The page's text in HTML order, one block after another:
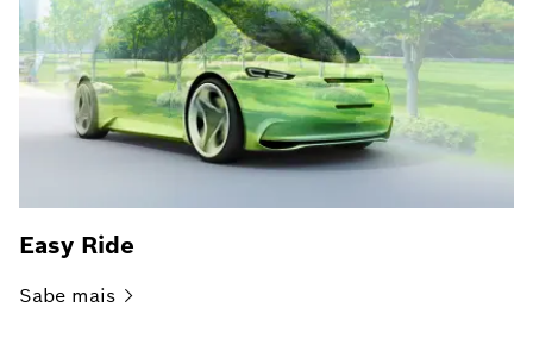
Easy Ride
Sabe mais